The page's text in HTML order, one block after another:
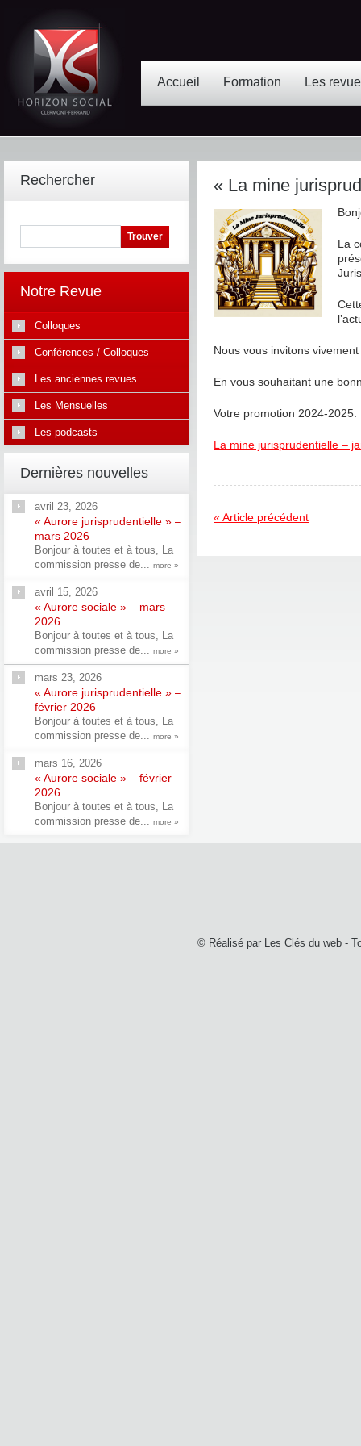
Accueil Formation Les
« La mine
La
Nous vous invitons
En vous souhaitant une
Votre promotion 2024-2025.
La mine jurisprudentielle –
« Article précédent
Rechercher
Notre Revue
Colloques
Conférences / Colloques
Les anciennes revues
Les Mensuelles
Les podcasts
Dernières nouvelles
avril 23, 2026
« Aurore jurisprudentielle » –
mars 2026
Bonjour à toutes et à tous, La
commission presse de... more »
avril 15, 2026
« Aurore sociale » – mars
2026
Bonjour à toutes et à tous, La
commission presse de... more »
mars 23, 2026
« Aurore jurisprudentielle » –
février 2026
Bonjour à toutes et à tous, La
commission presse de... more »
mars 16, 2026
« Aurore sociale » – février
2026
Bonjour à toutes et à tous, La
commission presse de... more »
© Réalisé par Les Clés du web -